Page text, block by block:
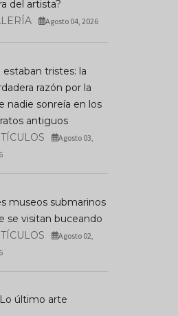
del artista?
Agosto 04, 2026
estaban tristes: la
razón por la
nadie sonreía en los
antiguos
Agosto 03,
museos submarinos
se visitan buceando
Agosto 02,
último arte